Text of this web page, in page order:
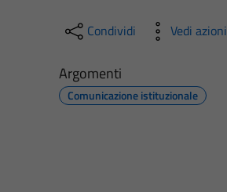
Condividi Vedi azioni
Argomenti
Comunicazione istituzionale